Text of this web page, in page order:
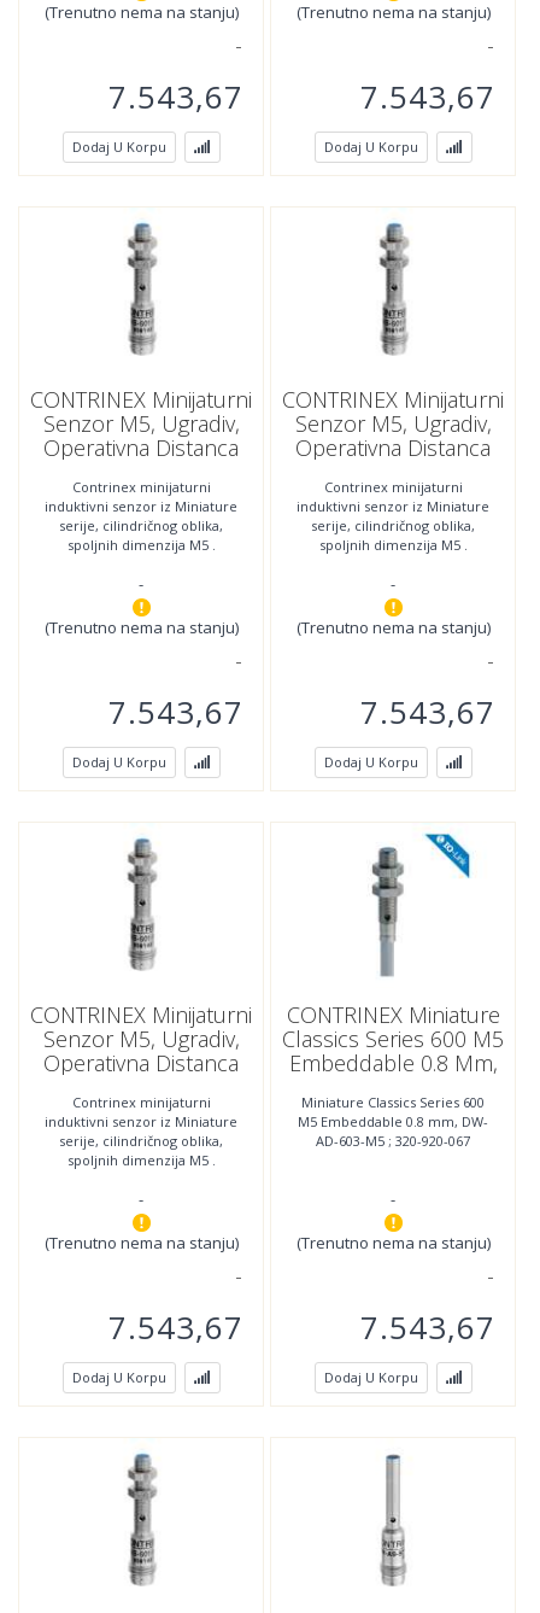
(Trenutno nema na stanju)
7.543,67
Dodaj U Korpu
(Trenutno nema na stanju)
7.543,67
Dodaj U Korpu
CONTRINEX Minijaturni
Senzor M5, Ugradiv,
Operativna Distanca
AS-601-M5 ;320-920-
212
Contrinex minijaturni
induktivni senzor iz Miniature
serije, cilindričnog oblika,
spoljnih dimenzija M5 .
kablom m8 sa 3-pina
-
(Trenutno nema na stanju)
7.543,67
Dodaj U Korpu
CONTRINEX Minijaturni
Senzor M5, Ugradiv,
Operativna Distanca
AS-602-M5 ;320-920-
221
Contrinex minijaturni
induktivni senzor iz Miniature
serije, cilindričnog oblika,
spoljnih dimenzija M5 .
kablom m8 sa 3-pina
-
(Trenutno nema na stanju)
7.543,67
Dodaj U Korpu
CONTRINEX Minijaturni
Senzor M5, Ugradiv,
Operativna Distanca
AS-603-M5 ;320-920-
236
Contrinex minijaturni
induktivni senzor iz Miniature
serije, cilindričnog oblika,
spoljnih dimenzija M5 .
kablom m8 sa 3-pina
-
(Trenutno nema na stanju)
7.543,67
Dodaj U Korpu
CONTRINEX Miniature
Classics Series 600 M5
Embeddable 0.8 Mm,
920-067
Miniature Classics Series 600
M5 Embeddable 0.8 mm, DW-
AD-603-M5 ; 320-920-067
-
(Trenutno nema na stanju)
7.543,67
Dodaj U Korpu